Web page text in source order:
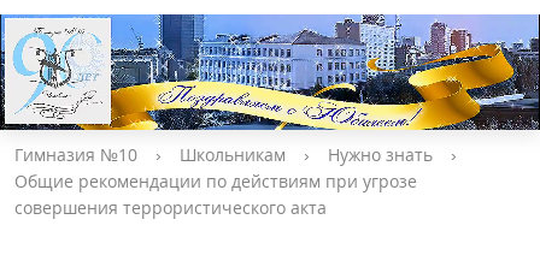
Гимназия №10 › Школьникам › Нужно знать
›
Общие рекомендации по действиям при угрозе
совершения террористического акта